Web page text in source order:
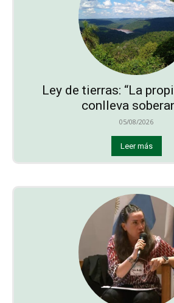
Ley de tierras: “La
conlleva
05/08/2026
Leer más